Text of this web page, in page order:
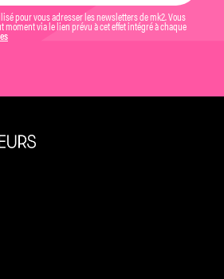
pour vous adresser les newsletters de mk2. Vous
moment via le lien prévu à cet effet intégré à chaque